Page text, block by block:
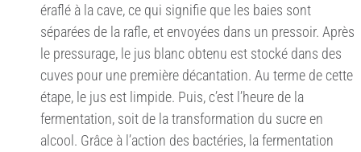
éraflé à la cave, ce qui signifie que les baies sont
séparées de la rafle, et envoyées dans un pressoir. Après
le pressurage, le jus blanc obtenu est stocké dans des
cuves pour une première décantation. Au terme de cette
étape, le jus est limpide. Puis, c’est l’heure de la
fermentation, soit de la transformation du sucre en
alcool. Grâce à l’action des bactéries, la fermentation